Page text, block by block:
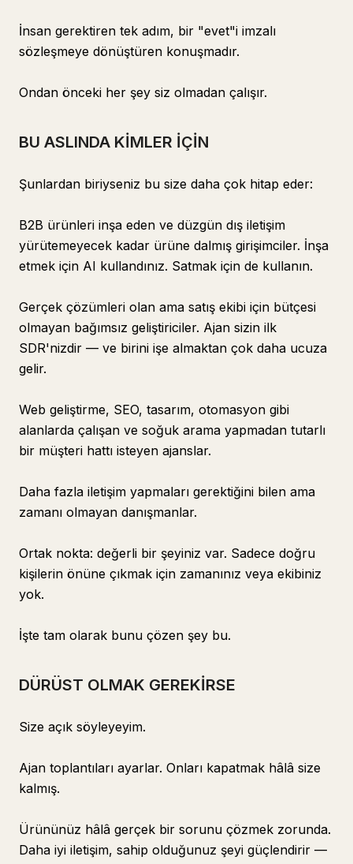
İnsan gerektiren tek adım, bir "evet"i imzalı
sözleşmeye dönüştüren konuşmadır.
Ondan önceki her şey siz olmadan çalışır.
BU ASLINDA KİMLER İÇİN
Şunlardan biriyseniz bu size daha çok hitap eder:
B2B ürünleri inşa eden ve düzgün dış iletişim
yürütemeyecek kadar ürüne dalmış girişimciler. İnşa
etmek için AI kullandınız. Satmak için de kullanın.
Gerçek çözümleri olan ama satış ekibi için bütçesi
olmayan bağımsız geliştiriciler. Ajan sizin ilk
SDR'nizdir — ve birini işe almaktan çok daha ucuza
gelir.
Web geliştirme, SEO, tasarım, otomasyon gibi
alanlarda çalışan ve soğuk arama yapmadan tutarlı
bir müşteri hattı isteyen ajanslar.
Daha fazla iletişim yapmaları gerektiğini bilen ama
zamanı olmayan danışmanlar.
Ortak nokta: değerli bir şeyiniz var. Sadece doğru
kişilerin önüne çıkmak için zamanınız veya ekibiniz
yok.
İşte tam olarak bunu çözen şey bu.
DÜRÜST OLMAK GEREKİRSE
Size açık söyleyeyim.
Ajan toplantıları ayarlar. Onları kapatmak hâlâ size
kalmış.
Ürününüz hâlâ gerçek bir sorunu çözmek zorunda.
Daha iyi iletişim, sahip olduğunuz şeyi güçlendirir —